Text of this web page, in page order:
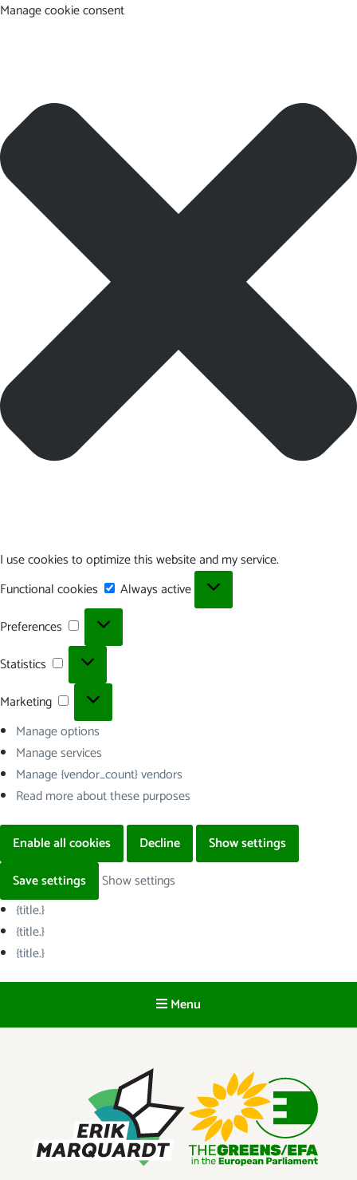
Manage cookie consent
I use cookies to optimize this website and my service.
Functional cookies
Functional
cookies
Always active
Preferences
Preferences
Statistics Statistics
Marketing
Marketing
Manage options
Manage services
Manage {vendor_count} vendors
Read more about these purposes
Enable all cookies Decline
Show settings
Save settings
Show settings
{title.}
{title.}
{title.}
Menu